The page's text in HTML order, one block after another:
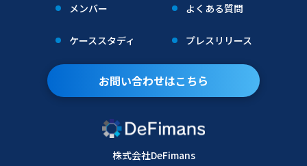
株式会社DeFimans
メンバー よくある質問
ケーススタディ プレスリリース
お問い合わせはこちら